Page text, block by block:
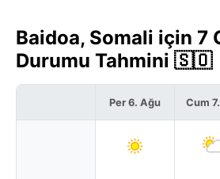
Baidoa, Somali için 7
Durumu Tahmini 🇸🇴
Per 6. Ağu Cum